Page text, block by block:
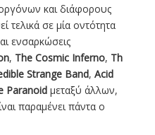
και διάφορους
τελικά σε μία οντότητα
ενσαρκώσεις
, Τhe Cosmic Inferno, Τh
Strange Band,Acid
Paranoid μεταξύ άλλων,
παραμένει πάντα ο